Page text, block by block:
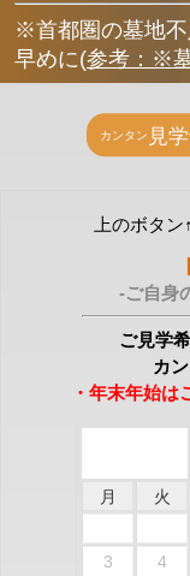
※首都圏の墓地
早めに(参考：※
上のボタ
-ご自身
ご見学
カ
・年末年始は
月 火
3
4